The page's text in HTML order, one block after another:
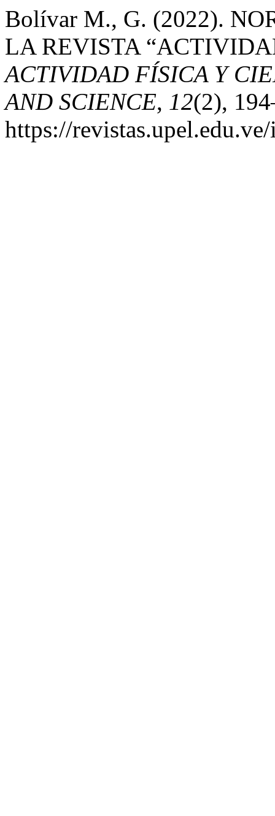
Bolívar M., G. (2022).
LA REVISTA
ACTIVIDAD FÍSICA Y
AND SCIENCE, 12(2),
https://